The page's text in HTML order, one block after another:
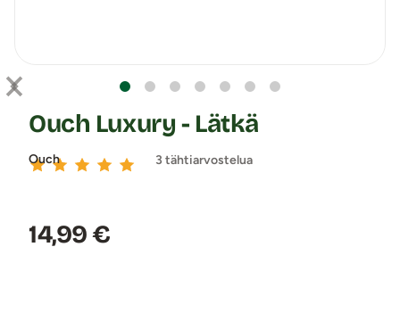
Ouch
Ouch Luxury - Lätkä
3 tähtiarvostelua
Hinta:
14,99 €